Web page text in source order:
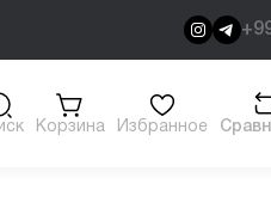
Корзина Избранное